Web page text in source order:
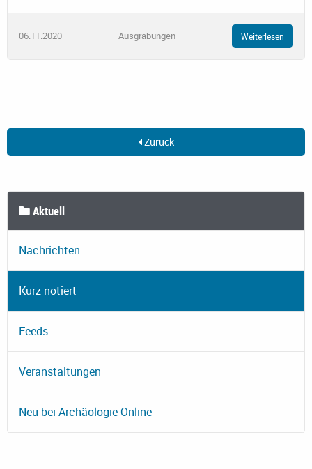
06.11.2020 Ausgrabungen Weiterlesen
Zurück
Aktuell
Nachrichten
Kurz notiert
Feeds
Veranstaltungen
Neu bei Archäologie Online